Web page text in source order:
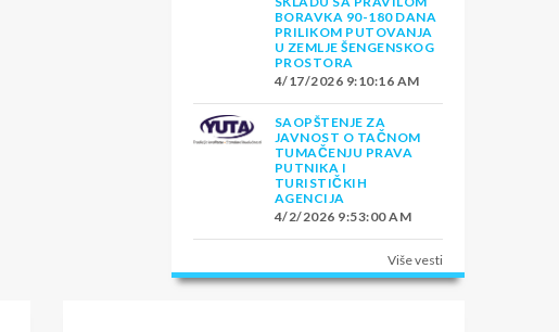
BORAVKA 90-180 DANA
PRILIKOM PUTOVANJA
U ZEMLJE ŠENGENSKOG
PROSTORA
4/17/2026 9:10:16 AM
SAOPŠTENJE ZA
JAVNOST O TAČNOM
TUMAČENJU PRAVA
PUTNIKA I
TURISTIČKIH
AGENCIJA
4/2/2026 9:53:00 AM
Više vesti